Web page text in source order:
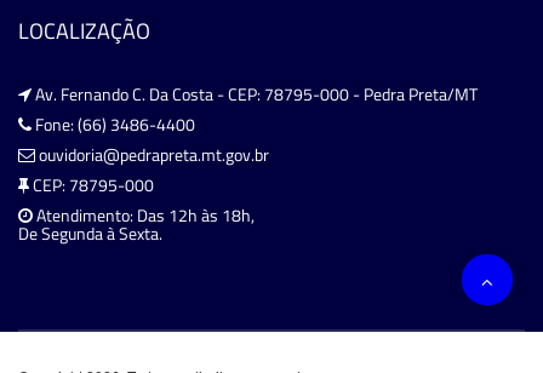
LOCALIZAÇÃO
Av. Fernando C. Da Costa - CEP: 78795-000 - Pedra Preta/MT
Fone: (66) 3486-4400
ouvidoria@pedrapreta.mt.gov.br
CEP: 78795-000
Atendimento: Das 12h às 18h,
De Segunda à Sexta.